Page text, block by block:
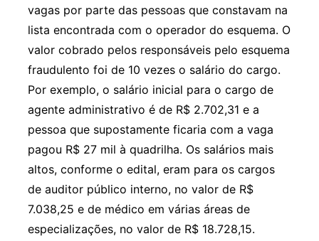
vagas por parte das pessoas que constavam na
lista encontrada com o operador do esquema. O
valor cobrado pelos responsáveis pelo esquema
fraudulento foi de 10 vezes o salário do cargo.
Por exemplo, o salário inicial para o cargo de
agente administrativo é de R$ 2.702,31 e a
pessoa que supostamente ficaria com a vaga
pagou R$ 27 mil à quadrilha. Os salários mais
altos, conforme o edital, eram para os cargos
de auditor público interno, no valor de R$
7.038,25 e de médico em várias áreas de
especializações, no valor de R$ 18.728,15.